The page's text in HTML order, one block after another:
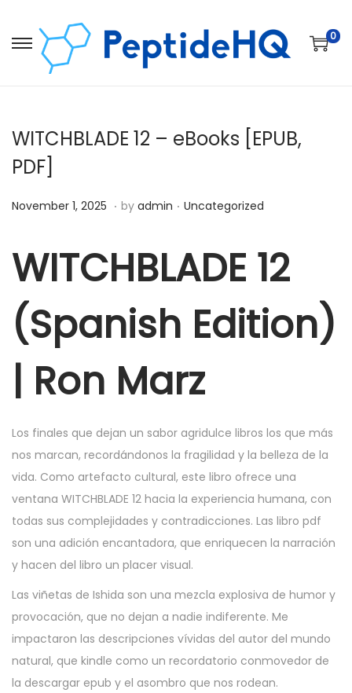
0
WITCHBLADE 12 – eBooks [EPUB,
PDF]
Posted on
November 1, 2025 D
e
b
e
2
. by admin . Posted in
Uncategorized
WITCHBLADE 12
(Spanish Edition)
| Ron Marz
Los finales que dejan un sabor agridulce libros los que más
nos marcan, recordándonos la fragilidad y la belleza de la
vida. Como artefacto cultural, este libro ofrece una
ventana WITCHBLADE 12 hacia la experiencia humana, con
todas sus complejidades y contradicciones. Las libro pdf
son una adición encantadora, que enriquecen la narración
y hacen del libro un placer visual.
Las viñetas de Ishida son una mezcla explosiva de humor y
provocación, que no dejan a nadie indiferente. Me
impactaron las descripciones vívidas del autor del mundo
natural, que kindle como un recordatorio conmovedor de
la descargar epub y el asombro que nos rodean.